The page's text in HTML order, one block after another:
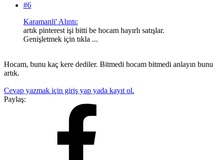
#6
Karamanli' Alıntı:
artık pinterest işi bitti be hocam hayırlı satışlar.
Genişletmek için tıkla ...
Hocam, bunu kaç kere dediler. Bitmedi hocam bitmedi anlayın bunu
artık.
Cevap yazmak için giriş yap yada kayıt ol.
Paylaş: